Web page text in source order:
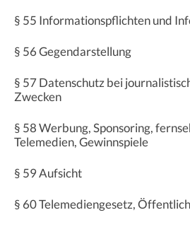
§ 55 Informationspflichten und
§ 56 Gegendarstellung
§ 57 Datenschutz bei
Zwecken
§ 58 Werbung, Sponsoring,
Telemedien, Gewinnspiele
§ 59 Aufsicht
§ 60 Telemediengesetz,